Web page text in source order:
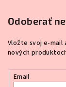
Odoberať
Vložte svoj e-mail
nových
Email